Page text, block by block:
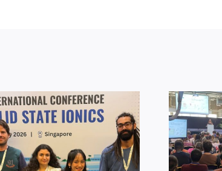
Themosia 2026 à